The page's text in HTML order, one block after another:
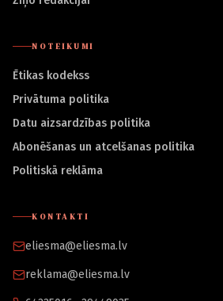
NOTEIKUMI
Ētikas kodekss
Privātuma politika
Datu aizsardzības politika
Abonēšanas un atcelšanas politika
Politiskā reklāma
KONTAKTI
eliesma@eliesma.lv
reklama@eliesma.lv